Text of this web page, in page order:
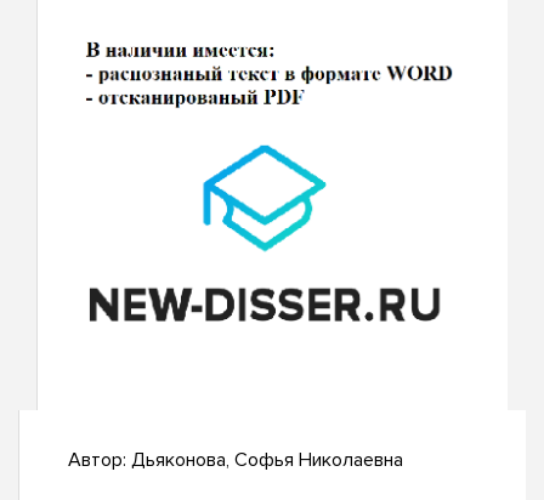
Автор: Дьяконова, Софья Николаевна